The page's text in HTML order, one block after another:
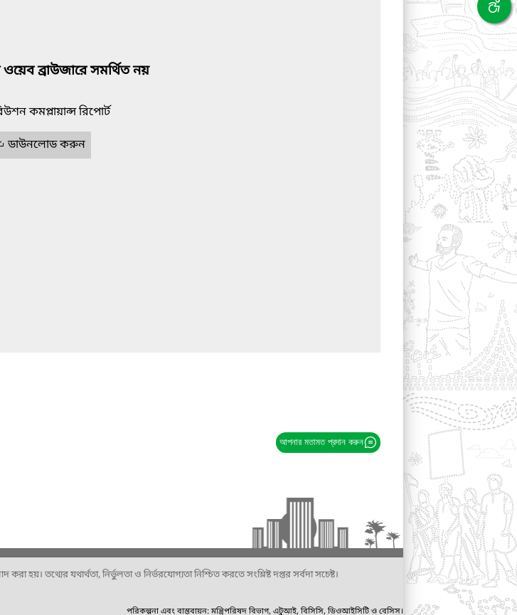
ব্রাউজারে সমর্থিত নয়
কমপ্লায়ান্স রিপোর্ট
ডাউনলোড করুন
আপনার মতামত প্রদান করুন
হয়। তথ্যের যথার্থতা, নির্ভুলতা ও নির্ভরযোগ্যতা নিশ্চিত করতে সংশ্লিষ্ট দপ্তর সর্বদা সচেষ্ট।
পরিকল্পনা এবং বাস্তবায়ন: মন্ত্রিপরিষদ বিভাগ, এটুআই, বিসিসি, ডিওআইসিটি ও বেসিস।